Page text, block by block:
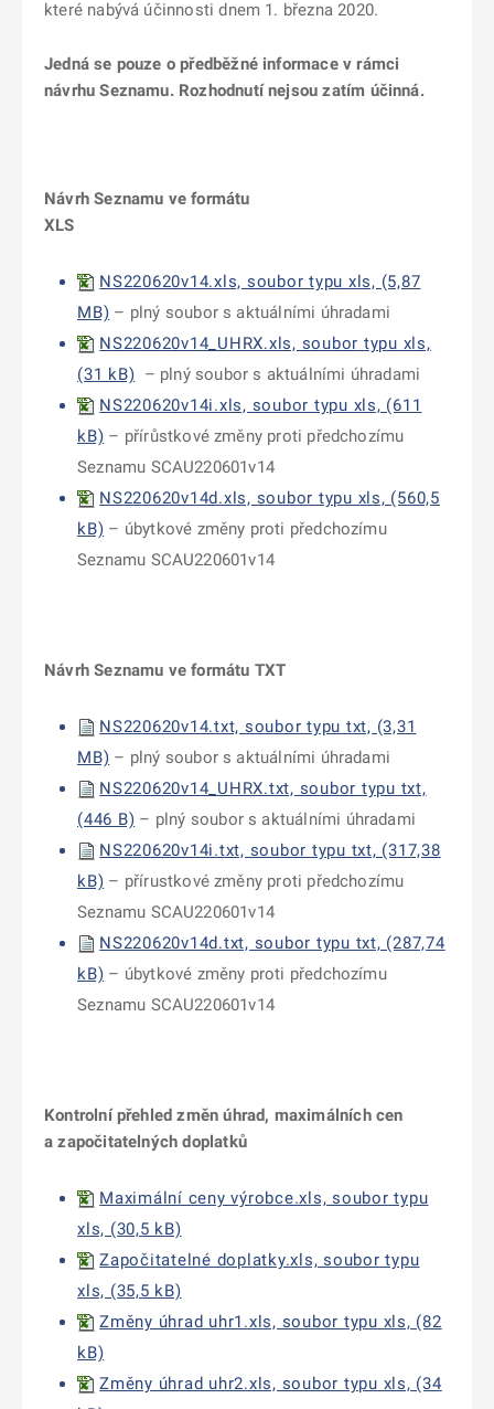
které nabývá účinnosti dnem 1. března 2020.
Jedná se pouze o předběžné informace v rámci
návrhu Seznamu. Rozhodnutí nejsou zatím účinná.
Návrh Seznamu ve formátu
XLS
NS220620v14.xls, soubor typu xls, (5,87
MB) – plný soubor s aktuálními úhradami
NS220620v14_UHRX.xls, soubor typu xls,
(31 kB) – plný soubor s aktuálními úhradami
NS220620v14i.xls, soubor typu xls, (611
kB) – přírůstkové změny proti předchozímu
Seznamu SCAU220601v14
NS220620v14d.xls, soubor typu xls, (560,5
kB) – úbytkové změny proti předchozímu
Seznamu SCAU220601v14
Návrh Seznamu ve formátu TXT
NS220620v14.txt, soubor typu txt, (3,31
MB) – plný soubor s aktuálními úhradami
NS220620v14_UHRX.txt, soubor typu txt,
(446 B) – plný soubor s aktuálními úhradami
NS220620v14i.txt, soubor typu txt, (317,38
kB) – přírustkové změny proti předchozímu
Seznamu SCAU220601v14
NS220620v14d.txt, soubor typu txt, (287,74
kB) – úbytkové změny proti předchozímu
Seznamu SCAU220601v14
Kontrolní přehled změn úhrad, maximálních cen
a započitatelných doplatků
Maximální ceny výrobce.xls, soubor typu
xls, (30,5 kB)
Započitatelné doplatky.xls, soubor typu
xls, (35,5 kB)
Změny úhrad uhr1.xls, soubor typu xls, (82
kB)
Změny úhrad uhr2.xls, soubor typu xls, (34